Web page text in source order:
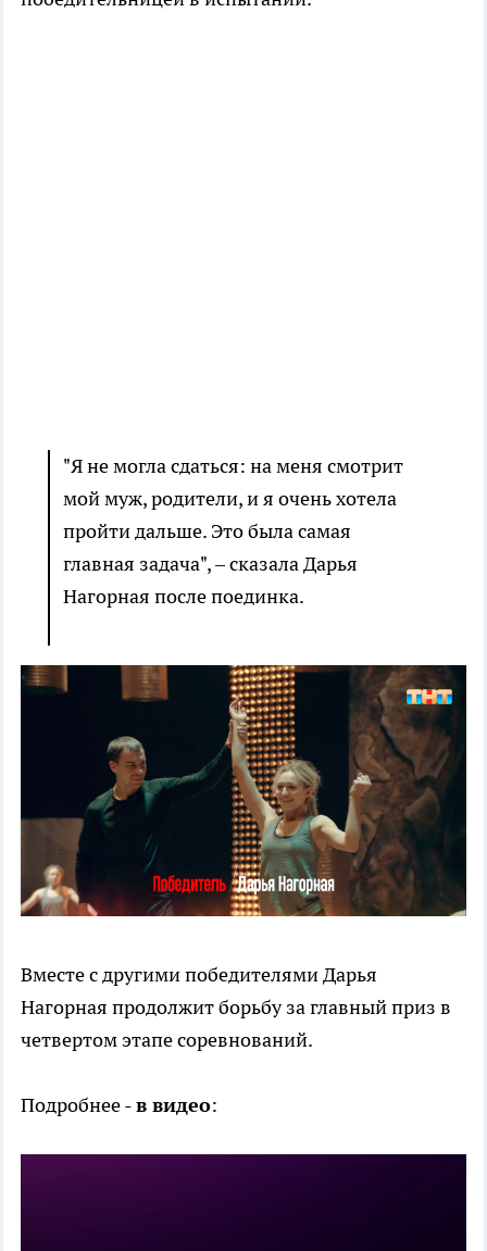
"Я не могла сдаться: на меня смотрит
мой муж, родители, и я очень хотела
пройти дальше. Это была самая
главная задача", – сказала Дарья
Нагорная после поединка.
Вместе с другими победителями Дарья
Нагорная продолжит борьбу за главный приз в
четвертом этапе соревнований.
Подробнее -в видео: